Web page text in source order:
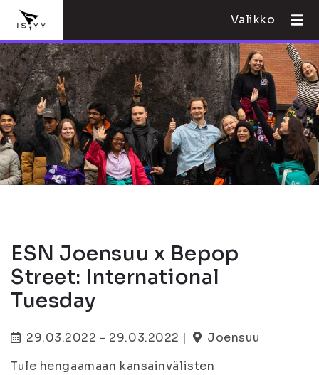
Valikko
ESN Joensuu x Bepop
Street: International
Tuesday
29.03.2022 - 29.03.2022 |
Joensuu
Tule hengaamaan kansainvälisten